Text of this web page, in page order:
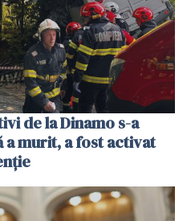
de la Dinamo s-a
a murit, a fost activat